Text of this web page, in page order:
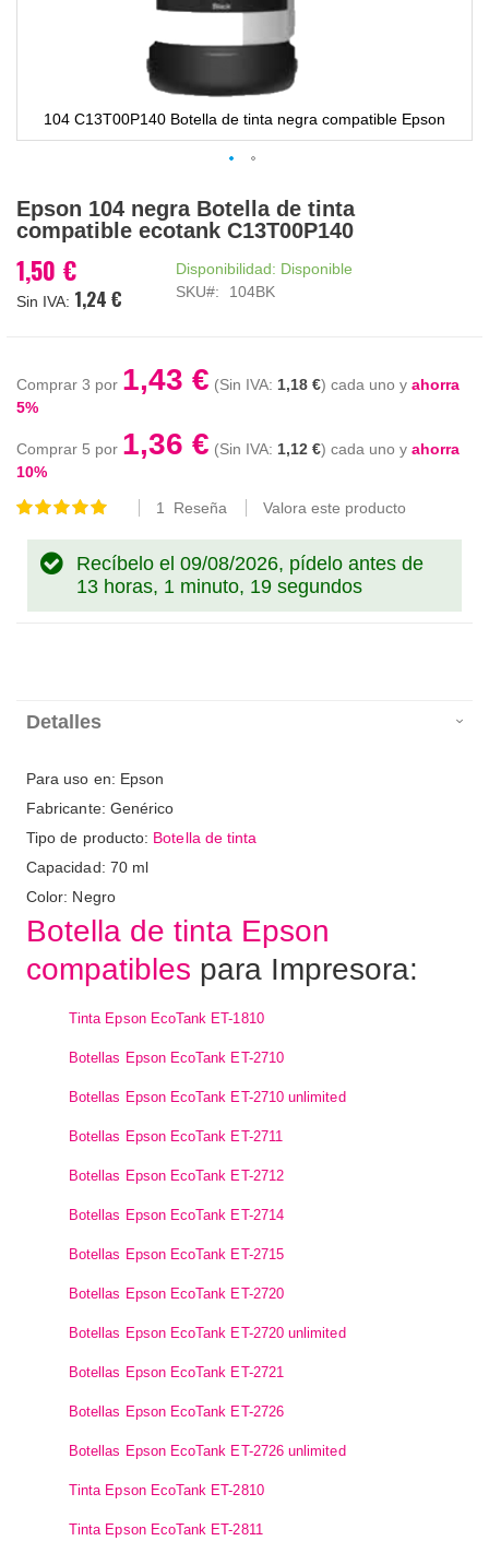
104 C13T00P140 Botella de tinta negra compatible Epson
al
comienzo
la
galería
Epson 104 negra Botella de tinta
compatible ecotank C13T00P140
1,50 €
1,24 €
Disponibilidad: Disponible
SKU
104BK
Comprar 3 por 1,43 € 1,18 € cada uno y ahorra
5%
Comprar 5 por 1,36 € 1,12 € cada uno y ahorra
10%
Valoración:
1 Reseña Valora este producto
Recíbelo el 09/08/2026, pídelo antes de
13 horas, 1 minuto, 18 segundos
Detalles
Para uso en: Epson
Fabricante: Genérico
Tipo de producto: Botella de tinta
Capacidad: 70 ml
Color: Negro
Botella de tinta Epson
compatibles para Impresora:
Tinta Epson EcoTank ET-1810
Botellas Epson EcoTank ET-2710
Botellas Epson EcoTank ET-2710 unlimited
Botellas Epson EcoTank ET-2711
Botellas Epson EcoTank ET-2712
Botellas Epson EcoTank ET-2714
Botellas Epson EcoTank ET-2715
Botellas Epson EcoTank ET-2720
Botellas Epson EcoTank ET-2720 unlimited
Botellas Epson EcoTank ET-2721
Botellas Epson EcoTank ET-2726
Botellas Epson EcoTank ET-2726 unlimited
Tinta Epson EcoTank ET-2810
Tinta Epson EcoTank ET-2811